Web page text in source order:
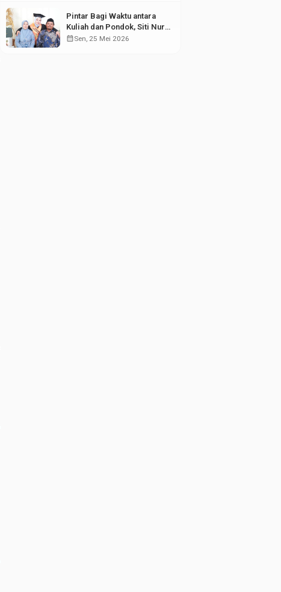
Pintar Bagi Waktu antara
Kuliah dan Pondok, Siti Nur
Aisyah Sabet Gelar
calendar_monthSen, 25 Mei 2026